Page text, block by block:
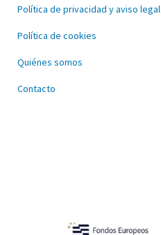
Política de privacidad y aviso legal
Política de cookies
Quiénes somos
Contacto